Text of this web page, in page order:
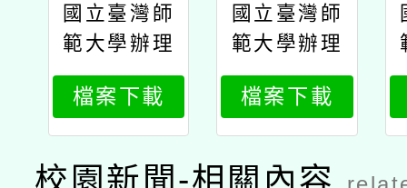
國立臺灣師
範大學辦理
「114年圖
書教師高階
教育訓練–
素養導向跨
檔案下載
國立臺灣師
範大學辦理
「114年圖
書教師高階
教育訓練–
素養導向跨
檔案下載
校園新聞-相關內容